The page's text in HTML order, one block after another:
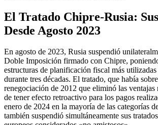
El Tratado Chipre-Rusia:
Desde Agosto 2023
En agosto de 2023, Rusia suspendió
Doble Imposición firmado con Chipre,
estructuras de planificación fiscal más
durante tres décadas. El tratado, que había
renegociación de 2012 que eliminó las ventajas
de tener efecto retroactivo para los pagos
enero de 2024 en la mayoría de las categorías
también suspendió simultáneamente sus